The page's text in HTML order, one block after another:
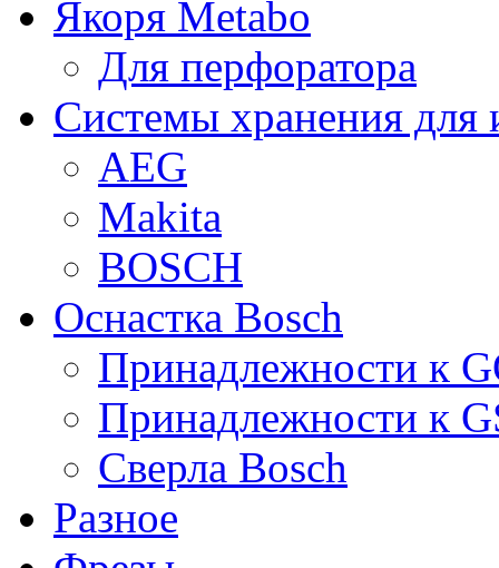
Якоря Metabo
Для перфоратора
Системы хранения для
AEG
Makita
BOSCH
Оснастка Bosch
Принадлежности к
Принадлежности к
Сверла Bosch
Разное